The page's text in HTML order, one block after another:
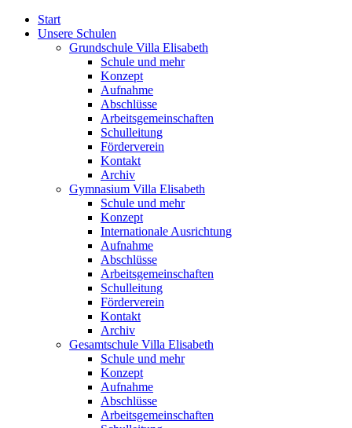
Start
Unsere Schulen
Grundschule Villa Elisabeth
Schule und mehr
Konzept
Aufnahme
Abschlüsse
Arbeitsgemeinschaften
Schulleitung
Förderverein
Kontakt
Archiv
Gymnasium Villa Elisabeth
Schule und mehr
Konzept
Internationale Ausrichtung
Aufnahme
Abschlüsse
Arbeitsgemeinschaften
Schulleitung
Förderverein
Kontakt
Archiv
Gesamtschule Villa Elisabeth
Schule und mehr
Konzept
Aufnahme
Abschlüsse
Arbeitsgemeinschaften